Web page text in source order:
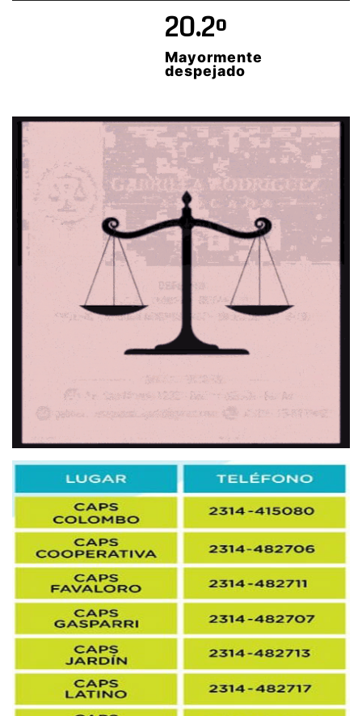
20.2º
Mayormente
despejado